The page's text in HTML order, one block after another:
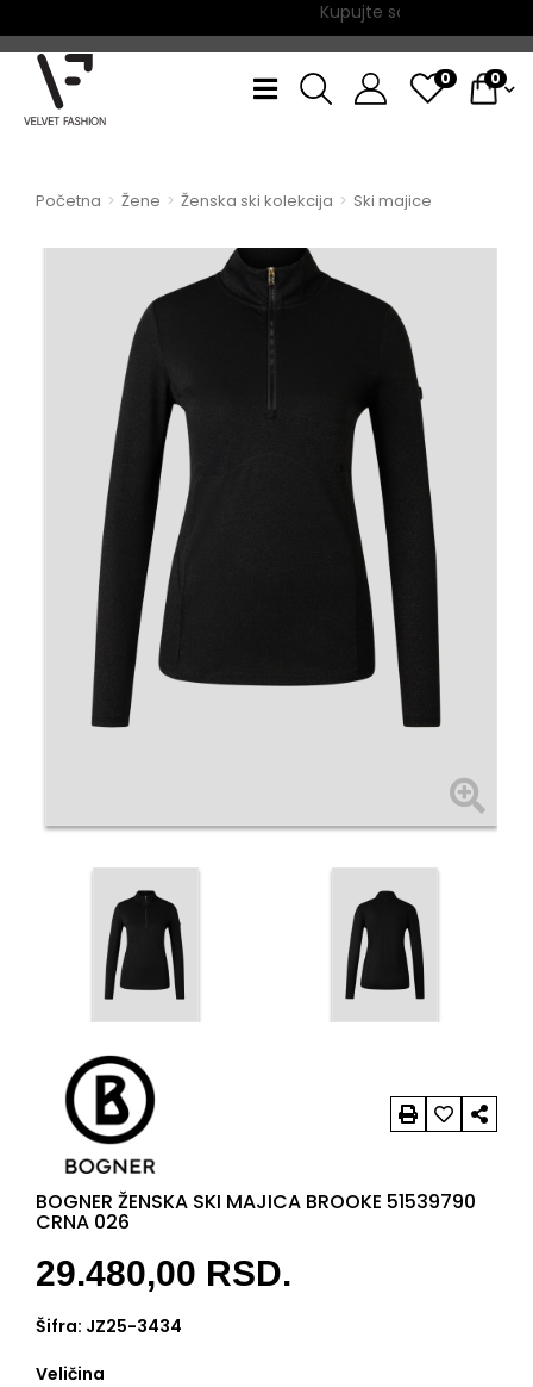
Kupujte sada, plaćajte na
0 0
Početna Žene Ženska ski kolekcija Ski majice
BOGNER ŽENSKA SKI MAJICA BROOKE 51539790
CRNA 026
29.480,00 RSD.
Šifra: JZ25-3434
Veličina